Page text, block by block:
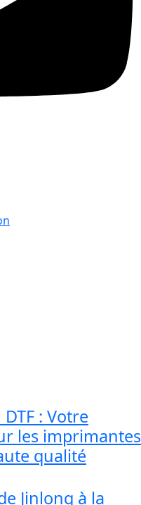
: Votre
les imprimantes
qualité
Jinlong à la